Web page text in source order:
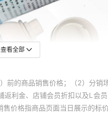
看全部
前的商品销售价格；（2）分
利金、店铺会员折扣以及L会
价格指商品页面当日展示的